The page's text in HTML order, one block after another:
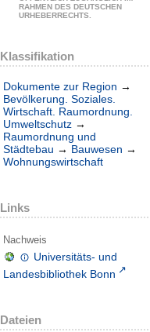
RAHMEN DES DEUTSCHEN
URHEBERRECHTS.
Klassifikation
Dokumente zur Region →
Bevölkerung. Soziales.
Wirtschaft. Raumordnung.
Umweltschutz →
Raumordnung und
Städtebau → Bauwesen →
Wohnungswirtschaft
Links
Nachweis
Universitäts- und
Landesbibliothek Bonn
Dateien